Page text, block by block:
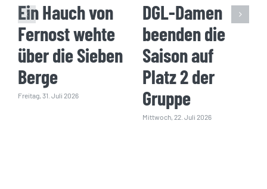
Ein Hauch von
Fernost wehte
über die Sieben
Berge
Freitag, 31. Juli 2026
DGL-Damen
beenden die
Saison auf
Platz 2 der
Gruppe
Mittwoch, 22. Juli 2026